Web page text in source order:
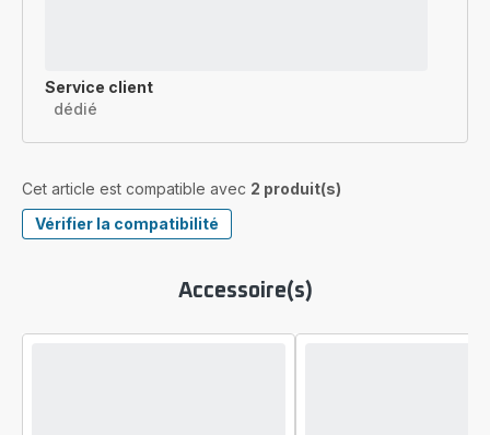
Service client
dédié
Cet article est compatible avec 2 produit(s)
Vérifier la compatibilité
Accessoire(s)